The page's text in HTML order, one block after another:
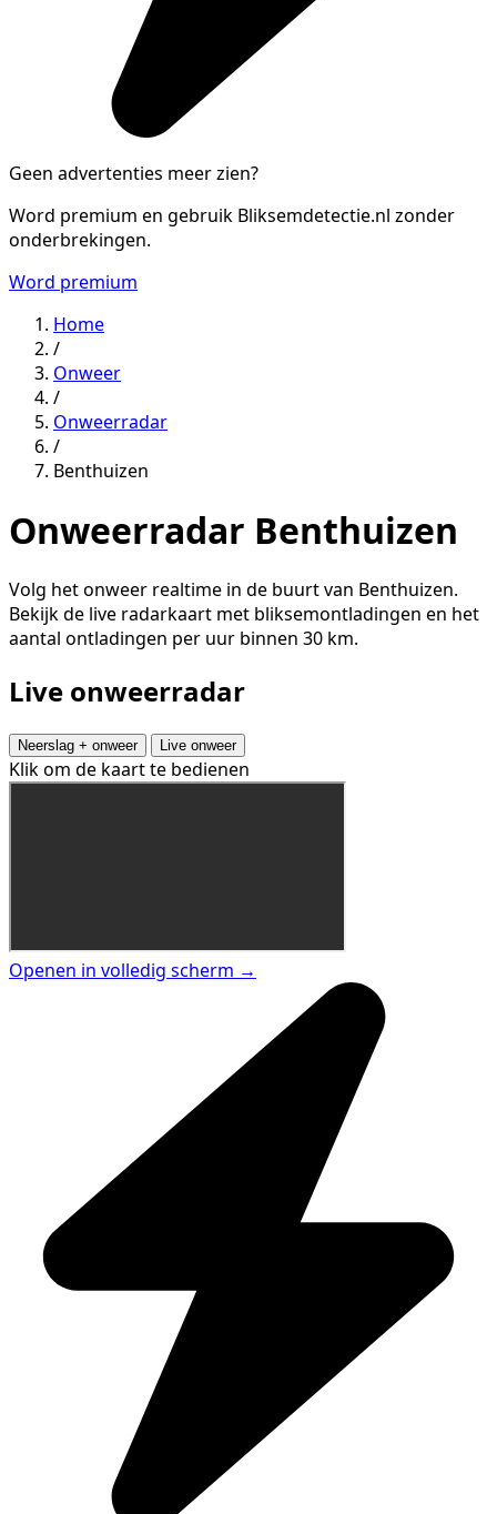
Geen advertenties meer zien?
Word premium en gebruik Bliksemdetectie.nl zonder
onderbrekingen.
Word premium
Home
/
Onweer
/
Onweerradar
/
Benthuizen
Onweerradar Benthuizen
Volg het onweer realtime in de buurt van Benthuizen.
Bekijk de live radarkaart met bliksemontladingen en het
aantal ontladingen per uur binnen 30 km.
Live onweerradar
Neerslag + onweer Live onweer
Klik om de kaart te bedienen
Openen in volledig scherm →